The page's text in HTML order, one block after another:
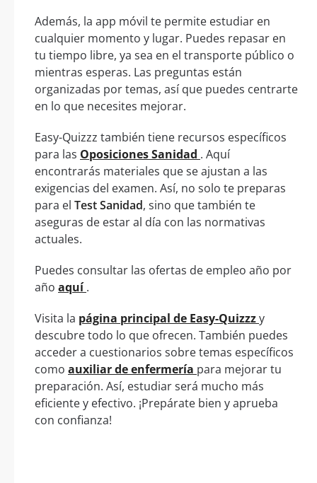
Además, la app móvil te permite estudiar en
cualquier momento y lugar. Puedes repasar en
tu tiempo libre, ya sea en el transporte público o
mientras esperas. Las preguntas están
organizadas por temas, así que puedes centrarte
en lo que necesites mejorar.
Easy-Quizzz también tiene recursos específicos
para las Oposiciones Sanidad . Aquí
encontrarás materiales que se ajustan a las
exigencias del examen. Así, no solo te preparas
para el Test Sanidad, sino que también te
aseguras de estar al día con las normativas
actuales.
Puedes consultar las ofertas de empleo año por
año aquí.
Visita la página principal de Easy-Quizzzy
descubre todo lo que ofrecen. También puedes
acceder a cuestionarios sobre temas específicos
como auxiliar de enfermería para mejorar tu
preparación. Así, estudiar será mucho más
eficiente y efectivo. ¡Prepárate bien y aprueba
con confianza!